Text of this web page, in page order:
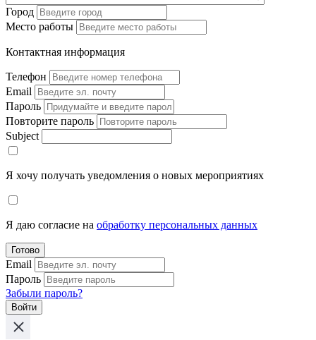
Город
Место работы
Контактная информация
Телефон
Email
Пароль
Повторите пароль
Subject
Я хочу получать уведомления о новых мероприятиях
Я даю согласие на обработку персональных данных
Готово
Email
Пароль
Забыли пароль?
Войти